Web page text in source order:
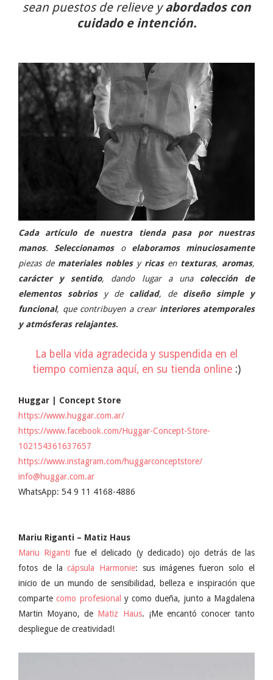
sean puestos de relieve yabordados con
cuidado e intención.
Cada artículo de nuestra tienda pasa por nuestras
manos. Seleccionamoso elaboramos
minuciosamente
piezas de materiales noblesy ricasen texturas, aromas,
carácter y sentido, dando lugar a una colección de
elementos sobriosy de calidad, de diseño simple y
funcional, que contribuyen a crearinteriores atemporales
y atmósferas relajantes.
La bella vida agradecida y suspendida en el
tiempo comienza aquí, en su tienda online :)
Huggar | Concept Store
https://www.huggar.com.ar/
https://www.facebook.com/Huggar-Concept-Store-
102154361637657
https://www.instagram.com/huggarconceptstore/
info@huggar.com.ar
WhatsApp: 54 9 11 4168-4886
Mariu Riganti – Matiz Haus
Mariu Riganti fue el delicado (y dedicado) ojo detrás de las
fotos de lacápsula Harmonie: sus imágenes fueron solo el
inicio de un mundo de sensibilidad, belleza e inspiración que
compartecomo profesional y como dueña, junto a Magdalena
Martin Moyano, de Matiz Haus. ¡Me encantó conocer tanto
despliegue de creatividad!